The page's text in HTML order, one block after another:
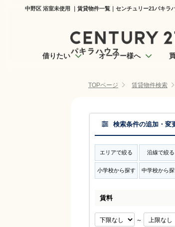
中野区 浴室未使用 ｜賃貸物件一覧｜センチュリー21パキラ
借りたい オーナー様へ
TOPページ 賃貸物件検索
検索条件の追加・変
エリアで絞る 沿線で絞る
小学校から探す 中学校から
賃料
～